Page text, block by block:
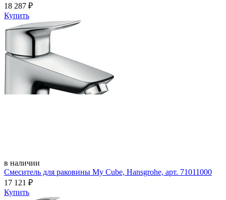
18 287 ₽
Купить
в наличии
Смеситель для раковины My Cube, Hansgrohe, арт. 71011000
17 121 ₽
Купить